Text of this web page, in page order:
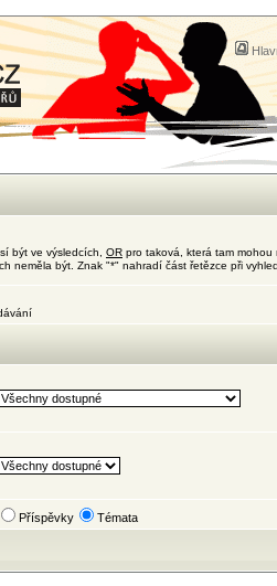
být ve výsledcích, OR pro taková, která tam mohou
neměla být. Znak "*" nahradí část řetězce při
Příspěvky Témata